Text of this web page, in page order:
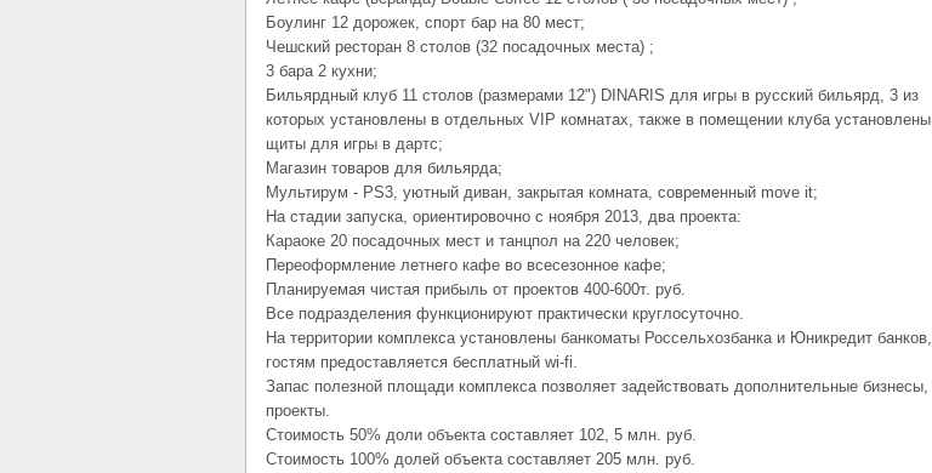
Боулинг 12 дорожек, спорт бар на 80 мест;
Чешский ресторан 8 столов (32 посадочных места) ;
3 бара 2 кухни;
Бильярдный клуб 11 столов (размерами 12") DINARIS для игры в русский бильярд, 3 из
которых установлены в отдельных VIP комнатах, также в помещении клуба установлены
щиты для игры в дартс;
Магазин товаров для бильярда;
Мультирум - PS3, уютный диван, закрытая комната, современный move it;
На стадии запуска, ориентировочно с ноября 2013, два проекта:
Караоке 20 посадочных мест и танцпол на 220 человек;
Переоформление летнего кафе во всесезонное кафе;
Планируемая чистая прибыль от проектов 400-600т. руб.
Все подразделения функционируют практически круглосуточно.
На территории комплекса установлены банкоматы Россельхозбанка и Юникредит банков,
гостям предоставляется бесплатный wi-fi.
Запас полезной площади комплекса позволяет задействовать дополнительные бизнесы,
проекты.
Стоимость 50% доли объекта составляет 102, 5 млн. руб.
Стоимость 100% долей объекта составляет 205 млн. руб.